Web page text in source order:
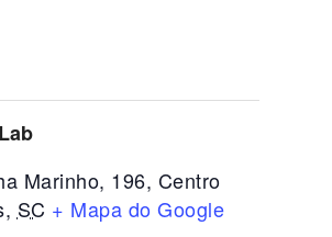
Marinho, 196, Centro
, SC + Mapa do Google